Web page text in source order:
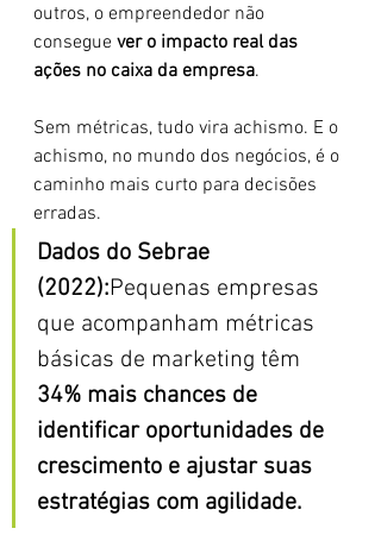
outros, o empreendedor não
consegue ver o impacto real das
ações no caixa da empresa.
Sem métricas, tudo vira achismo. E o
achismo, no mundo dos negócios, é o
caminho mais curto para decisões
erradas.
Dados do Sebrae
(2022):Pequenas empresas
que acompanham métricas
básicas de marketing têm
34% mais chances de
identificar oportunidades de
crescimento e ajustar suas
estratégias com agilidade.